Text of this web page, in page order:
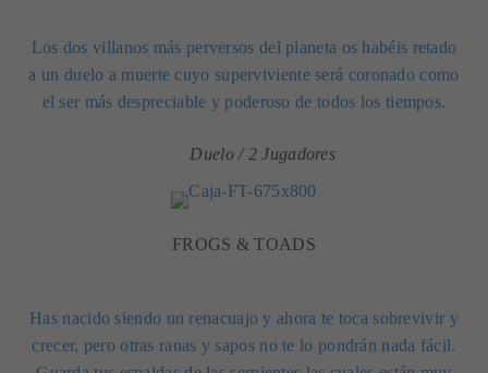
Los dos villanos más perversos del planeta os habéis retado
a un duelo a muerte cuyo superviviente será coronado como
el ser más despreciable y poderoso de todos los tiempos.
Duelo / 2 Jugadores
FROGS & TOADS
Has nacido siendo un renacuajo y ahora te toca sobrevivir y
crecer, pero otras ranas y sapos no te lo pondrán nada fácil.